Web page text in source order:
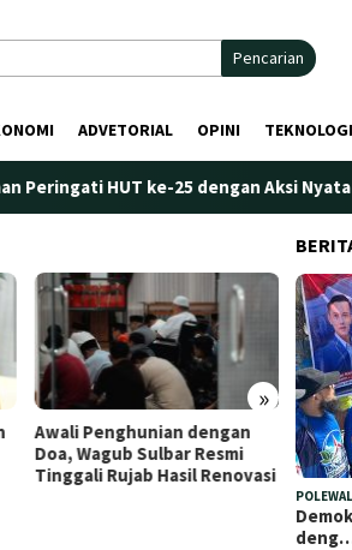
Pencarian
ADVETORIAL OPINI TEKNOLOGI
HUT ke-25 dengan Aksi Nyata di
»
Awali Penghunian dengan
Doa, Wagub Sulbar Resmi
Tinggali Rujab Hasil Renovasi
Plt.